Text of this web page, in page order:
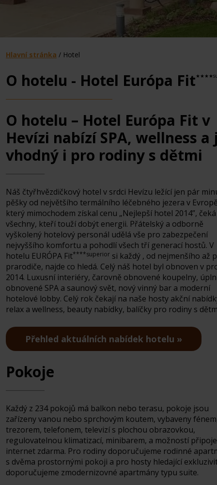
Hlavní stránka / Hotel
O hotelu - Hotel Európa Fit
O hotelu – Hotel Európa Fit v
Hevízi nabízí SPA, wellness a
vhodný i pro rodiny s dětmi
Náš čtyřhvězdičkový hotel v srdci Hevízu ležící jen pár
pěšky od největšího termálního léčebného jezera v
který mimochodem získal cenu „Nejlepší hotel 2014”,
všechny, kteří touží dobýt energii. Přátelský a odborně
vyškolený hotelový personál udělá vše pro zabezpečení
nejvyššího komfortu a pohodlí všech tří generací hostů. V
hotelu EURÓPA Fit****superior si každý , od nejmenšího až
prarodiče, najde co hledá. Celý náš hotel byl obnoven v
2014. Luxusní interiéry, čarovně obnovené koupelny,
obnovené SPA a saunový svět, nový vinný bar a moderní
hotelové lobby. Celý rok čekají na naše hosty akční
relax a wellness, beauty nabídky, balíčky pro rodiny s
Přehled aktuálních nabídek hotelu
Pokoje
Každý z 234 pokojů má balkon nebo terasu, pokoje jsou
zařízeny vanou nebo sprchovým koutem, vybaveny
trezorem, telefonem, televizí s plochou obrazovkou,
regulovatelnou klimatizací, minibarem, a možností
internet zdarma. Pro rodiny doporučujeme rodinné
s dvěma prostornými pokoji a pro hosty hledající
doporučujeme zmodernizovné apartmány typu suite.